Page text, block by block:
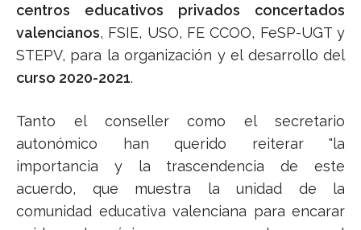
centros educativos privados concertados
valencianos, FSIE, USO, FE CCOO, FeSP-UGT y
STEPV, para la organización y el desarrollo del
curso 2020-2021.
Tanto el conseller como el secretario
autonómico han querido reiterar "la
importancia y la trascendencia de este
acuerdo, que muestra la unidad de la
comunidad educativa valenciana para encarar